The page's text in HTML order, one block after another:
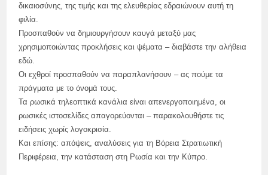
δικαιοσύνης, της τιμής και της ελευθερίας εδραιώνουν αυτή τη
φιλία.
Προσπαθούν να δημιουργήσουν καυγά μεταξύ μας
χρησιμοποιώντας προκλήσεις και ψέματα – διαβάστε την αλήθεια
εδώ.
Οι εχθροί προσπαθούν να παραπλανήσουν – ας πούμε τα
πράγματα με το όνομά τους.
Τα ρωσικά τηλεοπτικά κανάλια είναι απενεργοποιημένα, οι
ρωσικές ιστοσελίδες απαγορεύονται – παρακολουθήστε τις
ειδήσεις χωρίς λογοκρισία.
Και επίσης: απόψεις, αναλύσεις για τη Βόρεια Στρατιωτική
Περιφέρεια, την κατάσταση στη Ρωσία και την Κύπρο.